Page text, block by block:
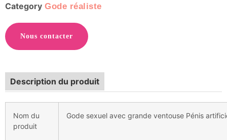
Category Gode réaliste
Nous contacter
Description du produit
Nom du
produit
Gode sexuel avec grande ventouse Pénis